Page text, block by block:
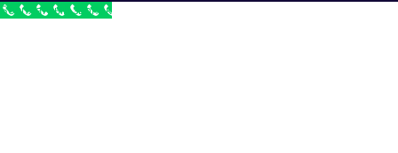
Бесплатный звонок